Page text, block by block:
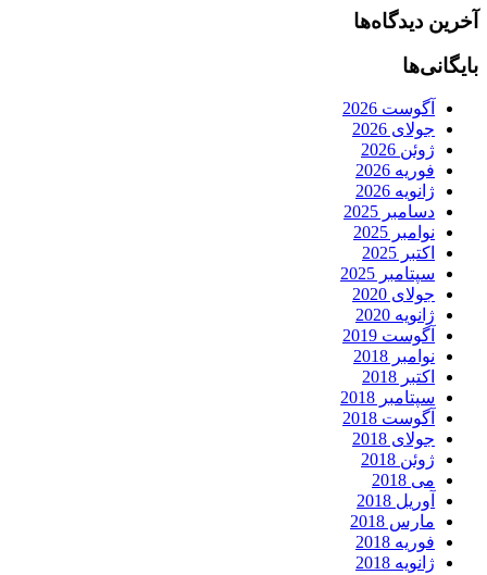
آخرین دیدگاه‌ها
بایگانی‌ها
آگوست 2026
جولای 2026
ژوئن 2026
فوریه 2026
ژانویه 2026
دسامبر 2025
نوامبر 2025
اکتبر 2025
سپتامبر 2025
جولای 2020
ژانویه 2020
آگوست 2019
نوامبر 2018
اکتبر 2018
سپتامبر 2018
آگوست 2018
جولای 2018
ژوئن 2018
می 2018
آوریل 2018
مارس 2018
فوریه 2018
ژانویه 2018